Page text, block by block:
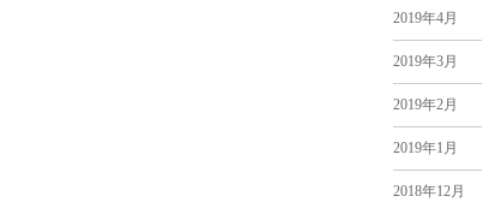
2019年4月
2019年3月
2019年2月
2019年1月
2018年12月